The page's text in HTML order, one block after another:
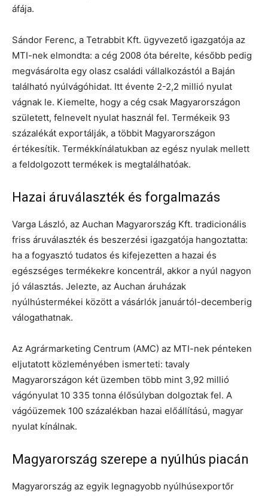
áfája.
Sándor Ferenc, a Tetrabbit Kft. ügyvezető igazgatója az
MTI-nek elmondta: a cég 2008 óta bérelte, később pedig
megvásárolta egy olasz családi vállalkozástól a Baján
található nyúlvágóhidat. Itt évente 2-2,2 millió nyulat
vágnak le. Kiemelte, hogy a cég csak Magyarországon
született, felnevelt nyulat használ fel. Termékeik 93
százalékát exportálják, a többit Magyarországon
értékesítik. Termékkínálatukban az egész nyulak mellett
a feldolgozott termékek is megtalálhatóak.
Hazai áruválaszték és forgalmazás
Varga László, az Auchan Magyarország Kft. tradicionális
friss áruválaszték és beszerzési igazgatója hangoztatta:
ha a fogyasztó tudatos és kifejezetten a hazai és
egészséges termékekre koncentrál, akkor a nyúl nagyon
jó választás. Jelezte, az Auchan áruházak
nyúlhústermékei között a vásárlók januártól-decemberig
válogathatnak.
Az Agrármarketing Centrum (AMC) az MTI-nek pénteken
eljutatott közleményében ismerteti: tavaly
Magyarországon két üzemben több mint 3,92 millió
vágónyulat 10 335 tonna élősúlyban dolgoztak fel. A
vágóüzemek 100 százalékban hazai előállítású, magyar
nyulat kínálnak.
Magyarország szerepe a nyúlhús piacán
Magyarország az egyik legnagyobb nyúlhúsexportőr